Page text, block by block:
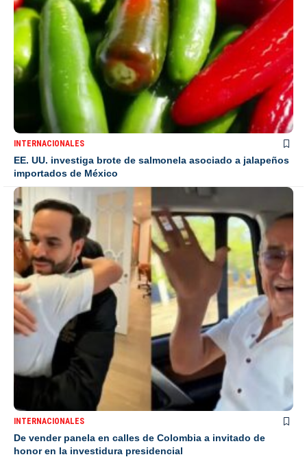
INTERNACIONALES
EE. UU. investiga brote de salmonela asociado a jalapeños
importados de México
INTERNACIONALES
De vender panela en calles de Colombia a invitado de
honor en la investidura presidencial